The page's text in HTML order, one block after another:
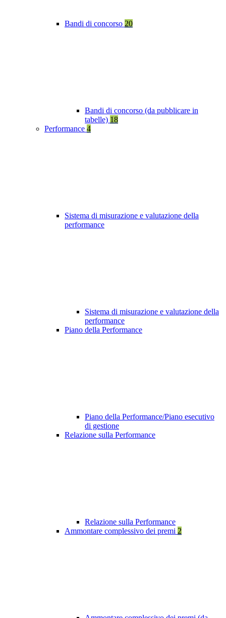
Bandi di concorso 20
Bandi di concorso (da pubblicare in
tabelle) 18
Performance 4
Sistema di misurazione e valutazione della
performance
Sistema di misurazione e valutazione della
performance
Piano della Performance
Piano della Performance/Piano esecutivo
di gestione
Relazione sulla Performance
Relazione sulla Performance
Ammontare complessivo dei premi 2